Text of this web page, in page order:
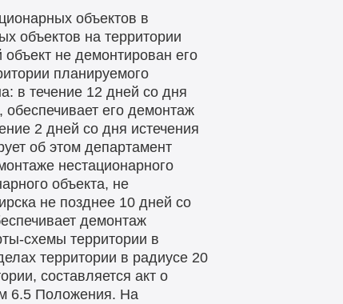
объектов в
объектов на территории
не демонтирован его
планируемого
в течение 12 дней со дня
его демонтаж
2 дней со дня истечения
об этом департамент
нестационарного
объекта, не
не позднее 10 дней со
демонтаж
схемы территории в
территории в радиусе 20
составляется акт о
6.5 Положения. На